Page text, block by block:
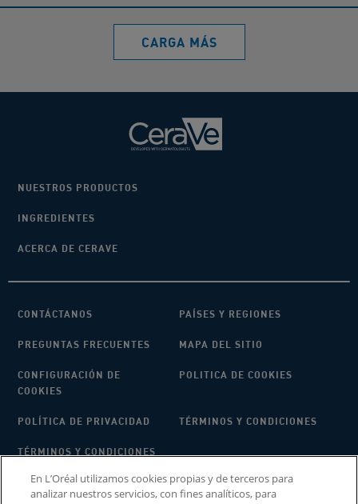
CARGA MÁS
NUESTROS PRODUCTOS
INGREDIENTES
ACERCA DE CERAVE
CONTÁCTANOS PAÍSES Y REGIONES
PREGUNTAS FRECUENTES MAPA DEL SITIO
CONFIGURACIÓN DE
COOKIES
POLITICA DE COOKIES
POLÍTICA DE PRIVACIDAD TÉRMINOS Y CONDICIONES
TÉRMINOS Y CONDICIONES
RESENAS DE
CONSUMIDORES
En L’Oréal utilizamos cookies propias y de terceros para
analizar nuestros servicios, con fines analíticos, para